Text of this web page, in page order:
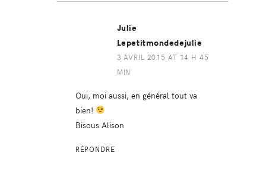
Julie
Lepetitmondedejulie
3 AVRIL 2015 AT 14 H 45
MIN
Oui, moi aussi, en général tout va
bien!
Bisous Alison
RÉPONDRE